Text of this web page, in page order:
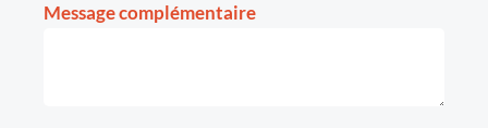
Message complémentaire